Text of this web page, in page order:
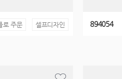
로 주문 셀프디자인 894054